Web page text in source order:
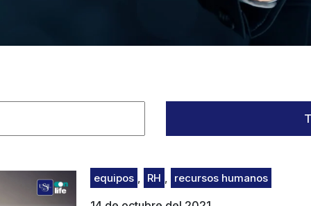
equipos , RH , recursos humanos